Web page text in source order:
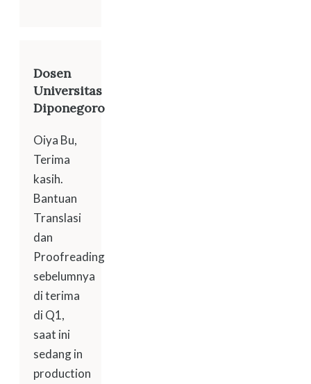
Dosen
Universitas
Diponegoro
Oiya Bu,
Terima
kasih.
Bantuan
Translasi
dan
Proofreading
sebelumnya
di terima
di Q1,
saat ini
sedang in
production